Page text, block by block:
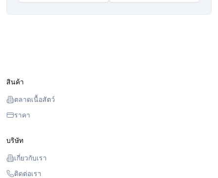
สินค้า
ตลาดเนื้อสัตว์
ราคา
บริษัท
เกี่ยวกับเรา
ติดต่อเรา